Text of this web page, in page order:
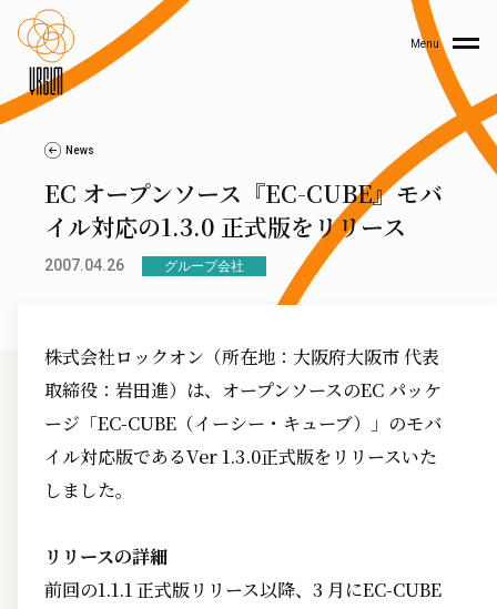
Menu
News
EC オープンソース『EC-CUBE』モバ
イル対応の1.3.0 正式版をリリース
2007.04.26 グループ会社
株式会社ロックオン（所在地：大阪府大阪市 代表
取締役：岩田進）は、オープンソースのEC パッケ
ージ「EC-CUBE（イーシー・キューブ）」のモバ
イル対応版であるVer 1.3.0正式版をリリースいた
しました。
リリースの詳細
前回の1.1.1 正式版リリース以降、3 月にEC-CUBE